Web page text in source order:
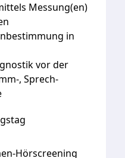
Messung(en)
in
vor der
, Sprech-
Hörscreening